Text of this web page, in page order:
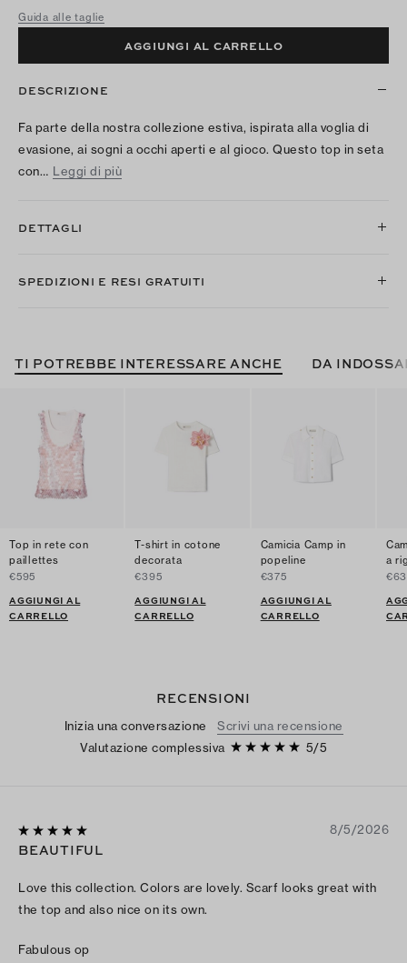
Guida alle taglie
AGGIUNGI AL CARRELLO
DESCRIZIONE
Fa parte della nostra collezione estiva, ispirata alla voglia di
evasione, ai sogni a occhi aperti e al gioco. Questo top in seta
con… Leggi di più
DETTAGLI
SPEDIZIONI E RESI GRATUITI
TI POTREBBE INTERESSARE ANCHE DA
Top in rete con
paillettes
€595
AGGIUNGI AL
CARRELLO
T-shirt in cotone
decorata
€395
AGGIUNGI AL
CARRELLO
Camicia Camp in
popeline
€375
AGGIUNGI AL
CARRELLO
a
RECENSIONI
Inizia una conversazione
Scrivi una recensione
Valutazione complessiva
5/5
8/5/2026
BEAUTIFUL
Love this collection. Colors are lovely. Scarf looks great with
the top and also nice on its own.
Fabulous op